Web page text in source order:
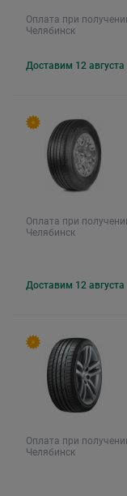
Оплата при
Челябинск
Доставим 12 августа
Оплата при
Челябинск
Доставим 12 августа
Оплата при
Челябинск